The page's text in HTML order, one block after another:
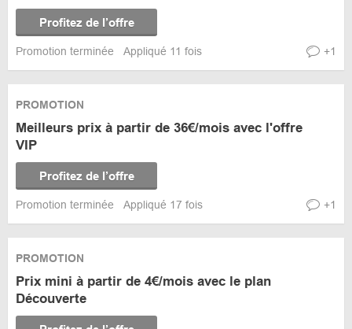
Profitez de l’offre
Promotion terminée Appliqué 11 fois +1
PROMOTION
Meilleurs prix à partir de 36€/mois avec l'offre
VIP
Profitez de l’offre
Promotion terminée Appliqué 17 fois +1
PROMOTION
Prix mini à partir de 4€/mois avec le plan
Découverte